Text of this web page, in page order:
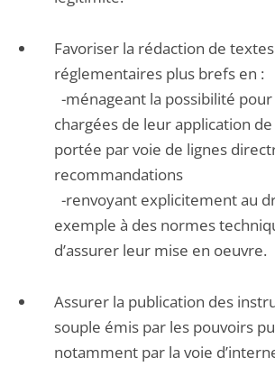
Favoriser la rédaction de
réglementaires plus brefs en :
-ménageant la possibilité
chargées de leur application
portée par voie de lignes
recommandations
-renvoyant explicitement au
exemple à des normes
d’assurer leur mise en oeuvre.
Assurer la publication des
souple émis par les pouvoirs
notamment par la voie